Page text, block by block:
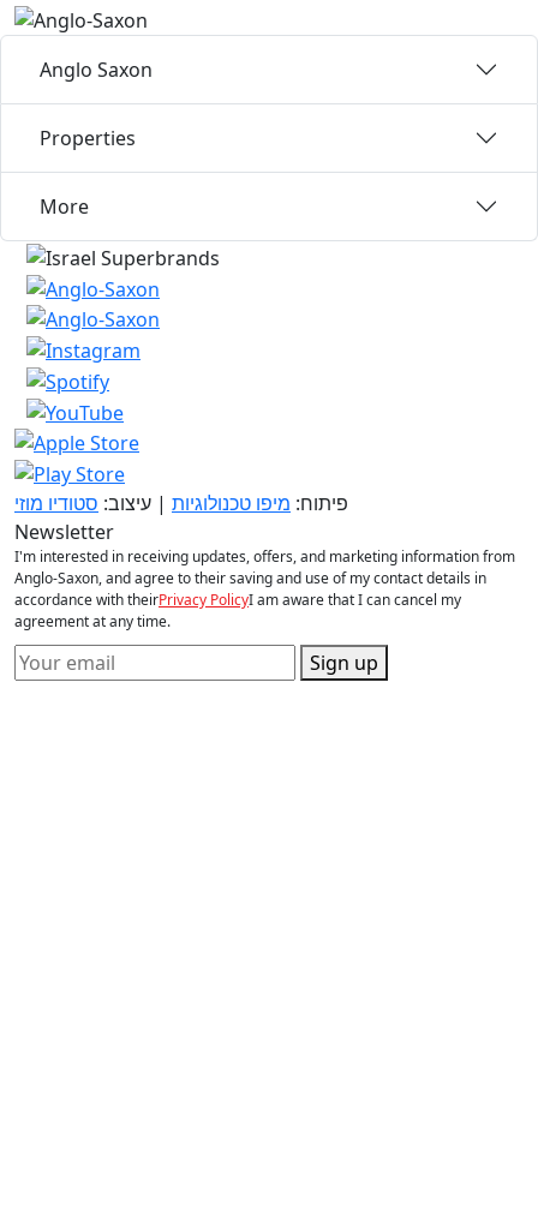
Anglo Saxon
Properties
More
פיתוח: מיפו טכנולוגיות | עיצוב: סטודיו מוזי
Newsletter
I'm interested in receiving updates, offers, and marketing information from
Anglo-Saxon, and agree to their saving and use of my contact details in
accordance with theirPrivacy PolicyI am aware that I can cancel my
agreement at any time.
Sign up